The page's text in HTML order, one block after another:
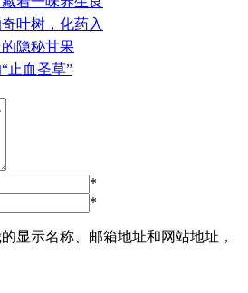
叶树，化药入
隐秘甘果
止血圣草”
*
*
显示名称、邮箱地址和网站地址，